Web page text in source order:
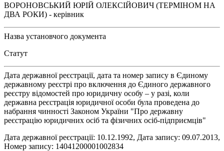
ВОРОНОВСЬКИЙ ЮРІЙ ОЛЕКСІЙОВИЧ (ТЕРМІНОМ НА
ДВА РОКИ) - керівник
Назва установчого документа
Статут
Дата державної реєстрації, дата та номер запису в Єдиному
державному реєстрі про включення до Єдиного державного
реєстру відомостей про юридичну особу – у разі, коли
державна реєстрація юридичної особи була проведена до
набрання чинності Законом України "Про державну
реєстрацію юридичних осіб та фізичних осіб-підприємців"
Дата державної реєстрації: 10.12.1992, Дата запису: 09.07.2013,
Номер запису: 14041200001002834